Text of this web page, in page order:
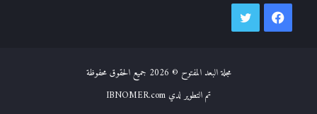
فيسبوك
مجلة البعد المفتوح © 2026 جميع الحقوق محفوظة
تم التطوير لدي IBNOMER.com